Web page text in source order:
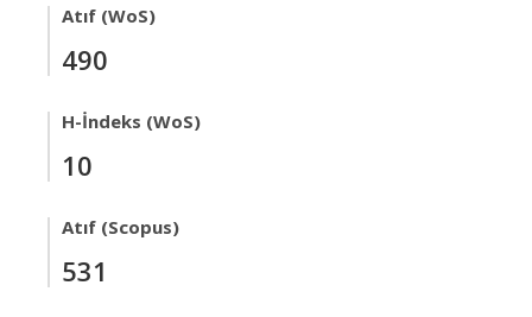
Atıf (WoS)
490
H-İndeks (WoS)
10
Atıf (Scopus)
531